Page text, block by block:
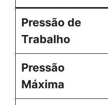
Pressão de
Trabalho
Pressão
Máxima